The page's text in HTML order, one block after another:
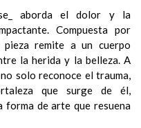
aborda el dolor y la
Compuesta por
remite a un cuerpo
la herida y la belleza. A
solo reconoce el trauma,
que surge de él,
de arte que resuena